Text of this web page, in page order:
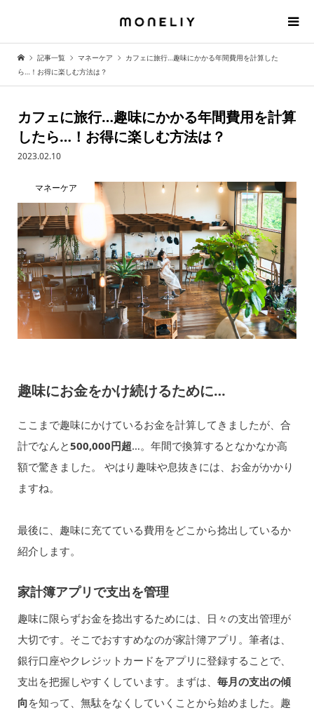
記事一覧 マネーケア
カフェに旅行…趣味にかかる年間費用を計算した
ら…！お得に楽しむ方法は？
カフェに旅行…趣味にかかる年間費用を計算
したら…！お得に楽しむ方法は？
2023.02.10
マネーケア
趣味にお金をかけ続けるために…
ここまで趣味にかけているお金を計算してきましたが、合
計でなんと500,000円超…。年間で換算するとなかなか高
額で驚きました。 やはり趣味や息抜きには、お金がかかり
ますね。
最後に、趣味に充てている費用をどこから捻出しているか
紹介します。
家計簿アプリで支出を管理
趣味に限らずお金を捻出するためには、日々の支出管理が
大切です。そこでおすすめなのが家計簿アプリ。筆者は、
銀行口座やクレジットカードをアプリに登録することで、
支出を把握しやすくしています。まずは、 毎月の支出の傾
向を知って、無駄をなくしていくことから始めました。趣